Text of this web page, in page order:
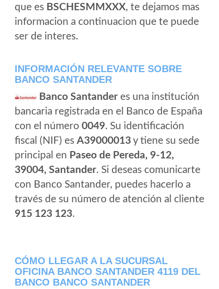
que es BSCHESMMXXX, te dejamos mas
informacion a continuacion que te puede
ser de interes.
INFORMACIÓN RELEVANTE SOBRE
BANCO SANTANDER
Banco Santander es una institución
bancaria registrada en el Banco de España
con el número 0049. Su identificación
fiscal (NIF) es A39000013y tiene su sede
principal en Paseo de Pereda, 9-12,
39004, Santander. Si deseas comunicarte
con Banco Santander, puedes hacerlo a
través de su número de atención al cliente
915 123 123.
CÓMO LLEGAR A LA SUCURSAL
OFICINA BANCO SANTANDER 4119 DEL
BANCO BANCO SANTANDER